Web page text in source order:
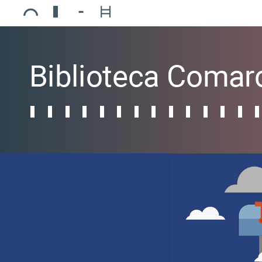
Ajuntament de Mollerussa
Biblioteca Comarcal Jaume Vila
Piscines de Mollerussa